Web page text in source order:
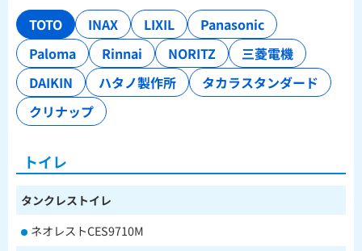
TOTO INAX LIXIL
Panasonic
Paloma
Rinnai NORITZ
三菱電機
DAIKIN
ハタノ製作所
タカラスタンダード
クリナップ
トイレ
タンクレストイレ
ネオレストCES9710M